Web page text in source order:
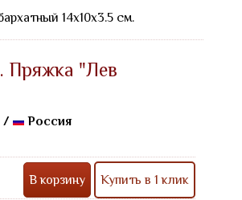
14х10х3.5 см.
Пряжка "Лев
/
Россия
В корзину Купить в 1 клик